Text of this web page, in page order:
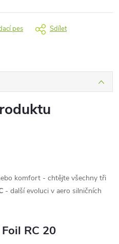
pes Sdílet
komfort - chtějte všechny tři
- další evoluci v aero silničních
RC 20